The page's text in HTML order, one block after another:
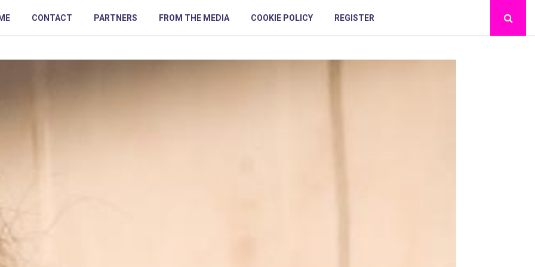
CONTACT PARTNERS FROM THE MEDIA COOKIE POLICY REGISTER